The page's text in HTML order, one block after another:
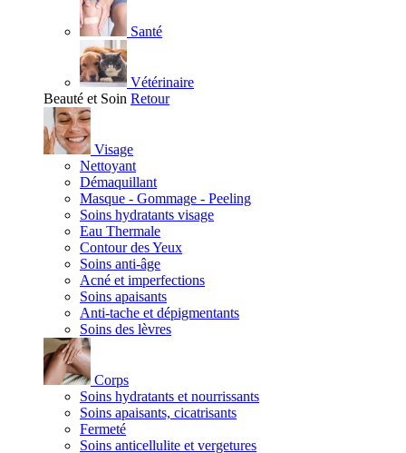
Santé
Vétérinaire
Beauté et Soin Retour
Visage
Nettoyant
Démaquillant
Masque - Gommage - Peeling
Soins hydratants visage
Eau Thermale
Contour des Yeux
Soins anti-âge
Acné et imperfections
Soins apaisants
Anti-tache et dépigmentants
Soins des lèvres
Corps
Soins hydratants et nourrissants
Soins apaisants, cicatrisants
Fermeté
Soins anticellulite et vergetures